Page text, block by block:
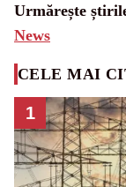
Urmărește
News
CELE MAI
1